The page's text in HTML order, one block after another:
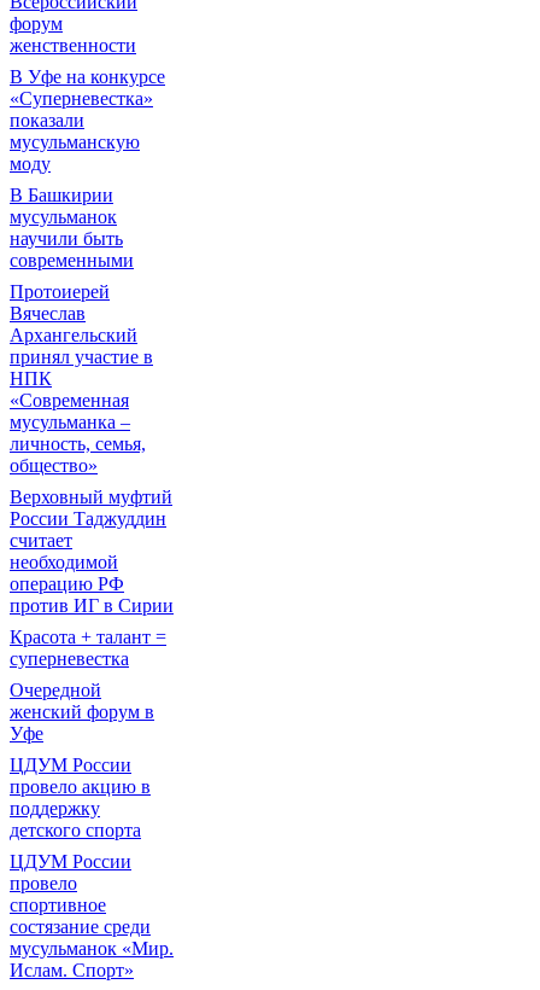
форум
женственности
В Уфе на конкурсе
«Суперневестка»
показали
мусульманскую
моду
В Башкирии
мусульманок
научили быть
современными
Протоиерей
Вячеслав
Архангельский
принял участие в
НПК
«Современная
мусульманка –
личность, семья,
общество»
Верховный муфтий
России Таджуддин
считает
необходимой
операцию РФ
против ИГ в Сирии
Красота + талант =
суперневестка
Очередной
женский форум в
Уфе
ЦДУМ России
провело акцию в
поддержку
детского спорта
ЦДУМ России
провело
спортивное
состязание среди
мусульманок «Мир.
Ислам. Спорт»